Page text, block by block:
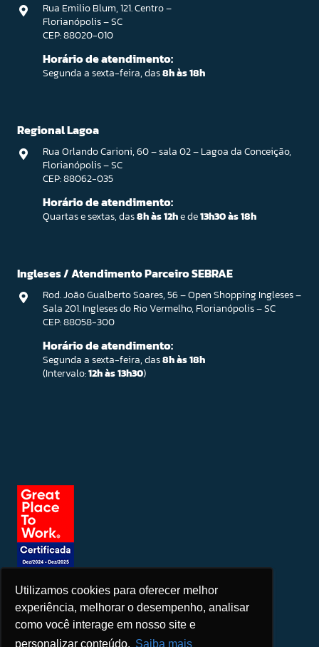
Utilizamos cookies para oferecer melhor
experiência, melhorar o desempenho, analisar
como você interage em nosso site e
personalizar conteúdo. Saiba mais
Rua Emilio Blum, 121. Centro –
Florianópolis – SC
CEP: 88020-010
Horário de atendimento:
Segunda a sexta-feira, das8h às 18h
Regional Lagoa
Rua Orlando Carioni, 60 – sala 02 – Lagoa da Conceição,
Florianópolis – SC
CEP: 88062-035
Horário de atendimento:
Quartas e sextas, das8h às 12he de13h30 às 18h
Ingleses / Atendimento Parceiro SEBRAE
Rod. João Gualberto Soares, 56 – Open Shopping Ingleses –
Sala 201. Ingleses do Rio Vermelho, Florianópolis – SC
CEP: 88058-300
Horário de atendimento:
Segunda a sexta-feira, das8h às 18h
(Intervalo:12h às 13h30)
Seja um patrocinador